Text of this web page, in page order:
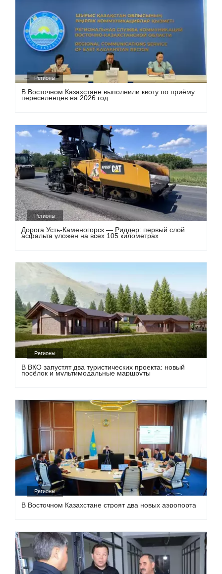
Регионы
В Восточном Казахстане выполнили квоту по приёму
переселенцев на 2026 год
Регионы
Дорога Усть-Каменогорск — Риддер: первый слой
асфальта уложен на всех 105 километрах
Регионы
В ВКО запустят два туристических проекта: новый
посёлок и мультимодальные маршруты
Регионы
В Восточном Казахстане строят два новых аэропорта